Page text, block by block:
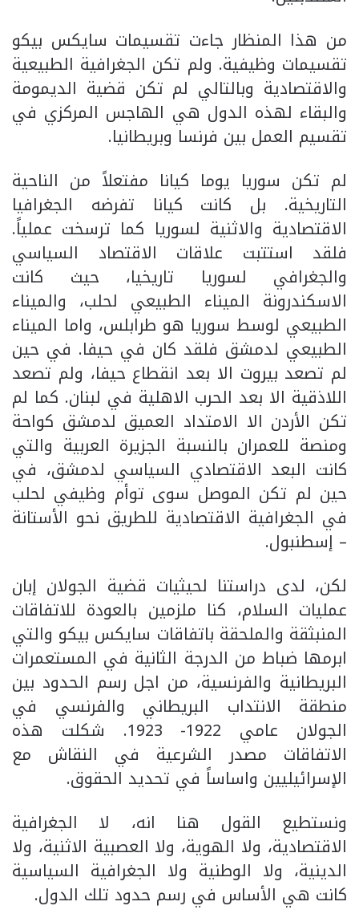
من هذا المنظار جاءت تقسيمات سايكس بيكو
تقسيمات وظيفية. ولم تكن الجغرافية الطبيعية
والاقتصادية وبالتالي لم تكن قضية الديمومة
والبقاء لهذه الدول هي الهاجس المركزي في
تقسيم العمل بين فرنسا وبريطانيا.
لم تكن سوريا يوما كيانا مفتعلاً من الناحية
التاريخية. بل كانت كيانا تفرضه الجغرافيا
الاقتصادية والاثنية لسوريا كما ترسخت عملياً.
فلقد استتبت علاقات الاقتصاد السياسي
والجغرافي لسوريا تاريخيا، حيث كانت
الاسكندرونة الميناء الطبيعي لحلب، والميناء
الطبيعي لوسط سوريا هو طرابلس، واما الميناء
الطبيعي لدمشق فلقد كان في حيفا. في حين
لم تصعد بيروت الا بعد انقطاع حيفا، ولم تصعد
اللاذقية الا بعد الحرب الاهلية في لبنان. كما لم
تكن الأردن الا الامتداد العميق لدمشق كواحة
ومنصة للعمران بالنسبة الجزيرة العربية والتي
كانت البعد الاقتصادي السياسي لدمشق، في
حين لم تكن الموصل سوى توأم وظيفي لحلب
في الجغرافية الاقتصادية للطريق نحو الأستانة
– إسطنبول.
لكن، لدى دراستنا لحيثيات قضية الجولان إبان
عمليات السلام، كنا ملزمين بالعودة للاتفاقات
المنبثقة والملحقة باتفاقات سايكس بيكو والتي
ابرمها ضباط من الدرجة الثانية في المستعمرات
البريطانية والفرنسية، من اجل رسم الحدود بين
منطقة الانتداب البريطاني والفرنسي في
الجولان عامي 1922- 1923. شكلت هذه
الاتفاقات مصدر الشرعية في النقاش مع
الإسرائيليين واساساً في تحديد الحقوق.
ونستطيع القول هنا انه، لا الجغرافية
الاقتصادية، ولا الهوية، ولا العصبية الاثنية، ولا
الدينية، ولا الوطنية ولا الجغرافية السياسية
كانت هي الأساس في رسم حدود تلك الدول.